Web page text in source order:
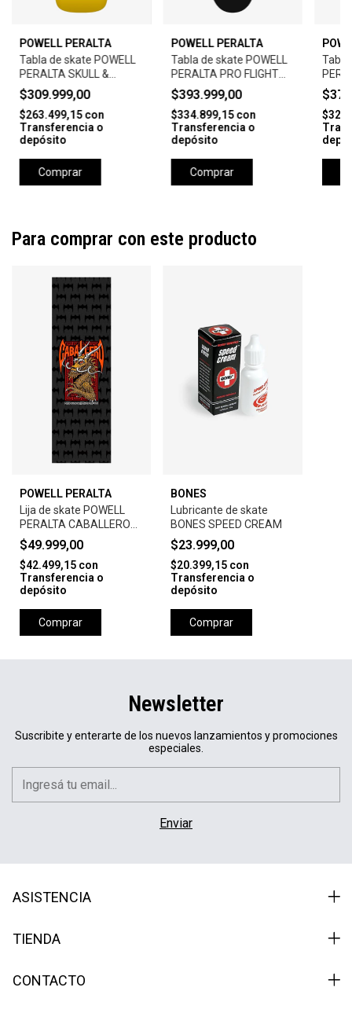
POWELL PERALTA
Tabla de skate POWELL
PERALTA SKULL &
NUNCHUCKS BRUCE LEE
COLLAB SPN ’10' 10.0
166 SP3
$309.999,00
$263.499,15con
Transferencia o
depósito
Comprar
POWELL PERALTA
Tabla de skate POWELL
PERALTA PRO FLIGHT
244 8.5 K26 MIKE
VALLELY LIGHTNING
BOLT GOLD
$393.999,00
$334.899,15con
Transferencia o
depósito
Comprar
Tabla
9.0
Para comprar con este producto
POWELL PERALTA
Lija de skate POWELL
PERALTA CABALLERO
STREET 10.5 X 33 EA
BLACK
$49.999,00
$42.499,15 con
Transferencia o
depósito
Comprar
BONES
Lubricante de skate
BONES SPEED CREAM
$23.999,00
$20.399,15 con
Transferencia o
depósito
Comprar
Newsletter
Suscribite y enterarte de los nuevos lanzamientos y promociones
especiales.
ASISTENCIA
TIENDA
CONTACTO